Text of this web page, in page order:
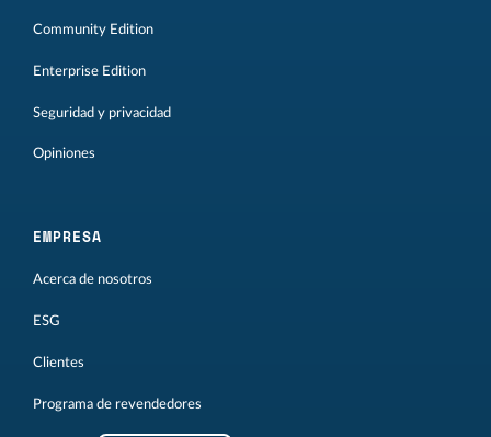
Community Edition
Enterprise Edition
Seguridad y privacidad
Opiniones
EMPRESA
Acerca de nosotros
ESG
Clientes
Programa de revendedores